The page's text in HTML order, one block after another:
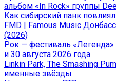
альбом «In Rock» группы
Как сибирский панк
FMD | Famous Music
(2026)
Рок — фестиваль
и 30 августа 2026 года
Linkin Park, The Smashing
именные звёзды